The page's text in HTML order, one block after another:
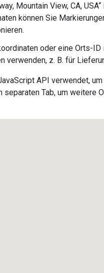
Mountain View, CA,
können Sie
oder eine Orts-
verwenden, z. B. für
API verwendet,
separaten Tab, um weitere